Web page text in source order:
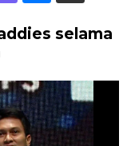
selama